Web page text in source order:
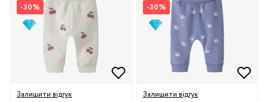
-30%
Залишити відгук
-30%
Залишити відгук